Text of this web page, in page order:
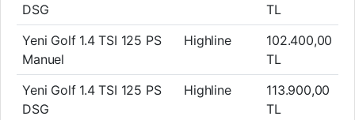
DSG
TL
Yeni Golf 1.4 TSI 125 PS
Manuel
Highline
102.400,00
TL
Yeni Golf 1.4 TSI 125 PS
DSG
Highline
113.900,00
TL